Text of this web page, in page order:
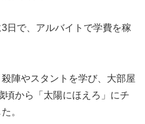
日で、アルバイトで学費を稼
陣やスタントを学び、大部屋
頃から「太陽にほえろ」にチ
。